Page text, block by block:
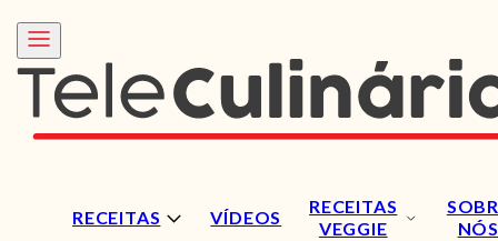
RECEITAS VÍDEOS
RECEITAS
VEGGIE
NÓS